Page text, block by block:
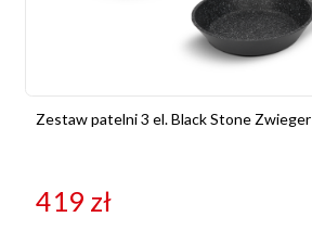
Zestaw patelni 3 el. Black Stone Zwieger
419 zł